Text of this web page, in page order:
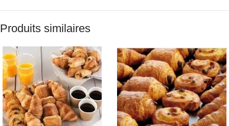
Produits similaires